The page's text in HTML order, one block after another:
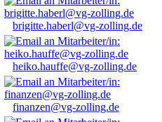
brigitte.haberl@vg-zolling.de
heiko.hauffe@vg-zolling.de
finanzen@vg-zolling.de